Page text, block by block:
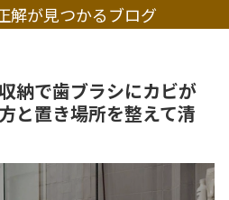
解が見つかるブログ
納で歯ブラシにカビが
と置き場所を整えて清